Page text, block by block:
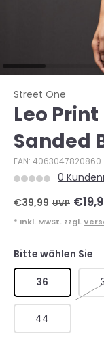
Street One
Leo
Sanded
EAN: 4063047820860
0
€39,99UVP
* Inkl. MwSt. zzgl.
Bitte wählen Sie
36
44